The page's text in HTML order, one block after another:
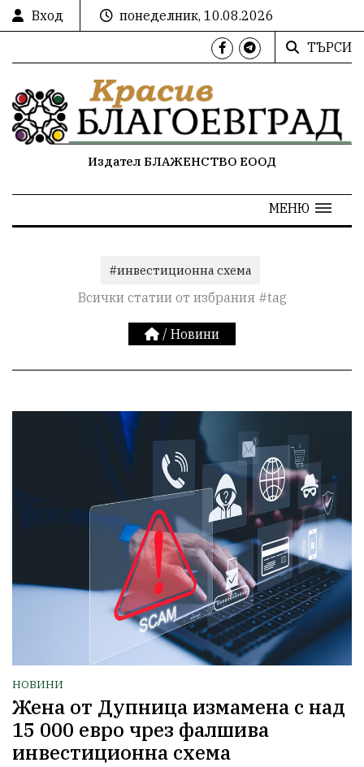
Вход
понеделник, 10.08.2026
ТЪРСИ
Издател БЛАЖЕНСТВО ЕООД
МЕНЮ
#инвестиционна схема
Всички статии от избрания #tag
/ Новини
НОВИНИ
Жена от Дупница измамена с над
15 000 евро чрез фалшива
инвестиционна схема